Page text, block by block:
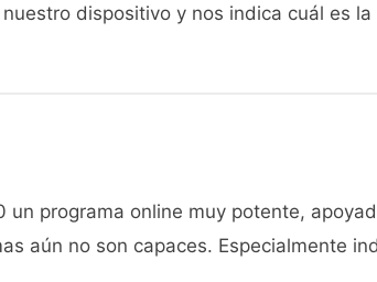
dispositivo y nos indica cuál es
un programa online muy potente,
aún no son capaces. Especialmente